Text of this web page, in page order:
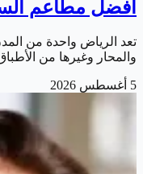
أفضل مطاعم
تعد الرياض واحدة من
والمحار وغيرها من
5 أغسطس 2026